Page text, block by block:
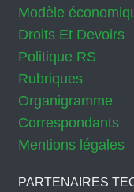
Modèle
Droits Et Devoirs
Politique RS
Rubriques
Organigramme
Correspondants
Mentions légales
PARTENAIRES